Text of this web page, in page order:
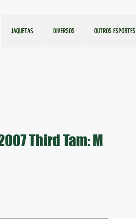
JAQUETAS DIVERSOS OUTROS ESPORTES
Third Tam: M